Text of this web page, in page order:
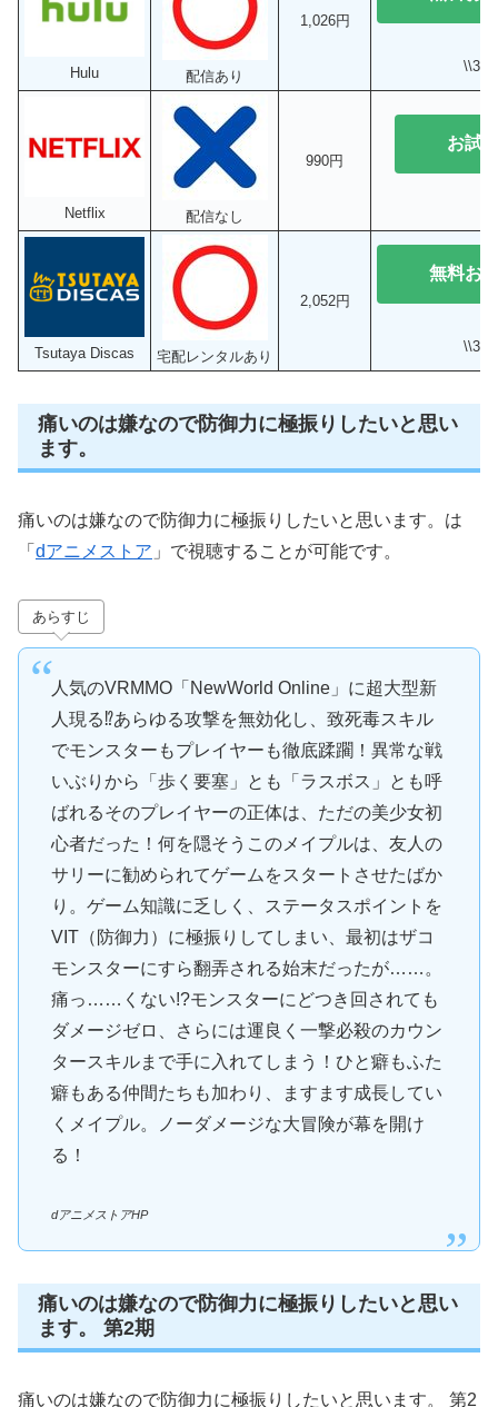
Hulu 配信あり
1,026円
\\31
Netflix 配信なし
990円
お試
Tsutaya Discas 宅配レンタルあり
2,052円
無料お
\\30
痛いのは嫌なので防御力に極振りしたいと思い
ます。
痛いのは嫌なので防御力に極振りしたいと思います。は
「 dアニメストア 」で視聴することが可能です。
あらすじ
人気のVRMMO「NewWorld Online」に超大型新
人現る⁉あらゆる攻撃を無効化し、致死毒スキル
でモンスターもプレイヤーも徹底蹂躙！異常な戦
いぶりから「歩く要塞」とも「ラスボス」とも呼
ばれるそのプレイヤーの正体は、ただの美少女初
心者だった！何を隠そうこのメイプルは、友人の
サリーに勧められてゲームをスタートさせたばか
り。ゲーム知識に乏しく、ステータスポイントを
VIT（防御力）に極振りしてしまい、最初はザコ
モンスターにすら翻弄される始末だったが……。
痛っ……くない!?モンスターにどつき回されても
ダメージゼロ、さらには運良く一撃必殺のカウン
タースキルまで手に入れてしまう！ひと癖もふた
癖もある仲間たちも加わり、ますます成長してい
くメイプル。ノーダメージな大冒険が幕を開け
る！
dアニメストアHP
痛いのは嫌なので防御力に極振りしたいと思い
ます。 第2期
痛いのは嫌なので防御力に極振りしたいと思います。 第2